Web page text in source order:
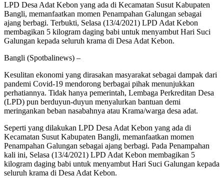
LPD Desa Adat Kebon yang ada di Kecamatan Susut Kabupaten
Bangli, memanfaatkan momen Penampahan Galungan sebagai
ajang berbagi. Terbukti, Selasa (13/4/2021) LPD Adat Kebon
membagikan 5 kilogram daging babi untuk menyambut Hari Suci
Galungan kepada seluruh krama di Desa Adat Kebon.
Bangli (Spotbalinews) –
Kesulitan ekonomi yang dirasakan masyarakat sebagai dampak dari
pandemi Covid-19 mendorong berbagai pihak menunjukkan
perhatiannya. Tidak hanya pemerintah, Lembaga Perkreditan Desa
(LPD) pun berduyun-duyun menyalurkan bantuan demi
meringankan beban nasabahnya atau Krama/warga desa adat.
Seperti yang dilakukan LPD Desa Adat Kebon yang ada di
Kecamatan Susut Kabupaten Bangli, memanfaatkan momen
Penampahan Galungan sebagai ajang berbagi. Pada Penampahan
kali ini, Selasa (13/4/2021) LPD Adat Kebon membagikan 5
kilogram daging babi untuk menyambut Hari Suci Galungan kepada
seluruh krama di Desa Adat Kebon.